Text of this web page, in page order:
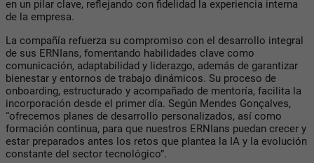
en un pilar clave, reflejando con fidelidad la experiencia interna
de la empresa.
La compañía refuerza su compromiso con el desarrollo integral
de sus ERNIans, fomentando habilidades clave como
comunicación, adaptabilidad y liderazgo, además de garantizar
bienestar y entornos de trabajo dinámicos. Su proceso de
onboarding, estructurado y acompañado de mentoría, facilita la
incorporación desde el primer día. Según Mendes Gonçalves,
“ofrecemos planes de desarrollo personalizados, así como
formación continua, para que nuestros ERNIans puedan crecer y
estar preparados antes los retos que plantea la IA y la evolución
constante del sector tecnológico”.